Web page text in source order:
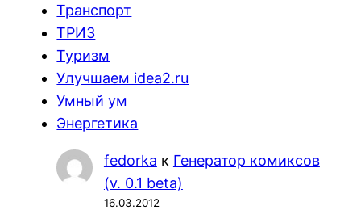
Транспорт
ТРИЗ
Туризм
Улучшаем idea2.ru
Умный ум
Энергетика
fedorka к Генератор комиксов
(v. 0.1 beta)
16.03.2012